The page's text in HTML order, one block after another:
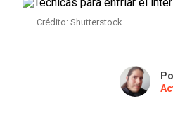
Crédito: Shutterstock